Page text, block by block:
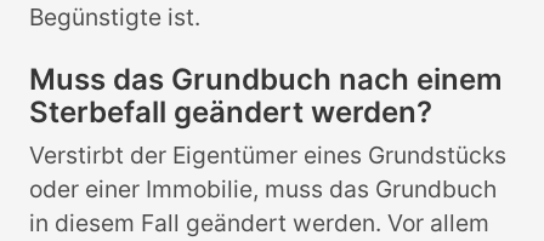
Begünstigte ist.
Muss das Grundbuch nach einem
Sterbefall geändert werden?
Verstirbt der Eigentümer eines Grundstücks
oder einer Immobilie, muss das Grundbuch
in diesem Fall geändert werden. Vor allem